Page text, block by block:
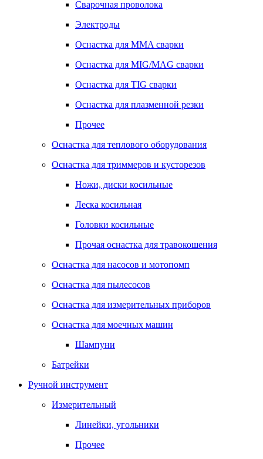
Сварочная проволока
Электроды
Оснастка для MMA сварки
Оснастка для MIG/MAG сварки
Оснастка для TIG сварки
Оснастка для плазменной резки
Прочее
Оснастка для теплового оборудования
Оснастка для триммеров и кусторезов
Ножи, диски косильные
Леска косильная
Головки косильные
Прочая оснастка для травокошения
Оснастка для насосов и мотопомп
Оснастка для пылесосов
Оснастка для измерительных приборов
Оснастка для моечных машин
Шампуни
Батрейки
Ручной инструмент
Измерительный
Линейки, угольники
Прочее